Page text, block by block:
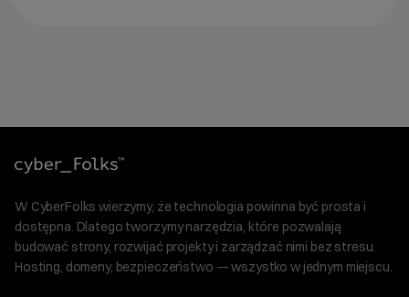
W CyberFolks wierzymy, że technologia powinna być prosta i
dostępna. Dlatego tworzymy narzędzia, które pozwalają
budować strony, rozwijać projekty i zarządzać nimi bez stresu.
Hosting, domeny, bezpieczeństwo — wszystko w jednym miejscu.